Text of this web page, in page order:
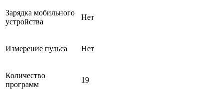
Зарядка мобильного
устройства
Нет
Измерение пульса Нет
Количество
программ
19